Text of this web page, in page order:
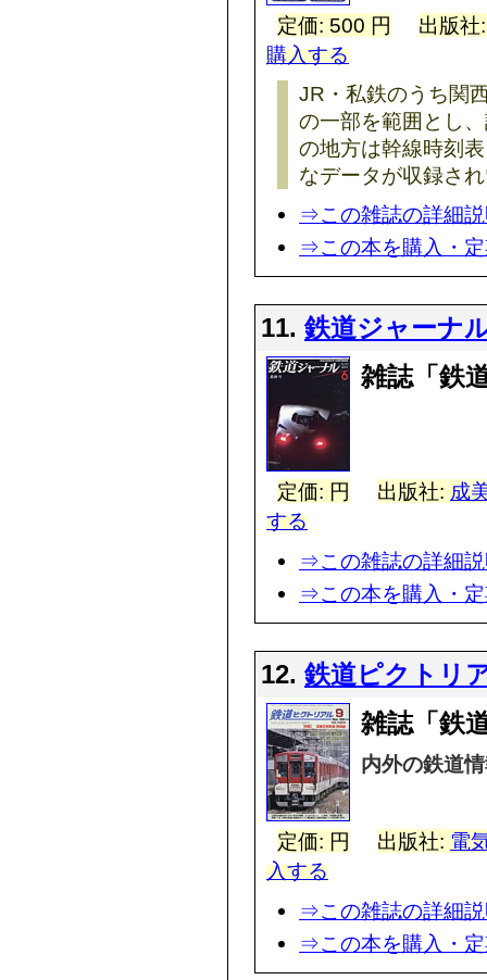
定価: 500 円
出版
購入する
JR・私鉄のうち関
の一部を範囲とし
の地方は幹線時刻
なデータが収録さ
⇒この雑誌の詳細
⇒この本を購入・
11. 鉄道ジャーナ
雑誌「鉄
定価: 円 出版社: 成
する
⇒この雑誌の詳細
⇒この本を購入・
12. 鉄道ピクトリ
雑誌「鉄
内外の鉄道
定価: 円 出版社: 電
入する
⇒この雑誌の詳細
⇒この本を購入・